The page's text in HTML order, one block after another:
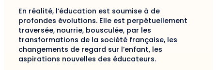
En réalité, l’éducation est soumise à de
profondes évolutions. Elle est perpétuellement
traversée, nourrie, bousculée, par les
transformations de la société française, les
changements de regard sur l’enfant, les
aspirations nouvelles des éducateurs.